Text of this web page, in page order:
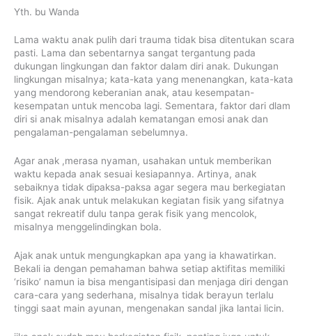
Yth. bu Wanda
Lama waktu anak pulih dari trauma tidak bisa ditentukan scara
pasti. Lama dan sebentarnya sangat tergantung pada
dukungan lingkungan dan faktor dalam diri anak. Dukungan
lingkungan misalnya; kata-kata yang menenangkan, kata-kata
yang mendorong keberanian anak, atau kesempatan-
kesempatan untuk mencoba lagi. Sementara, faktor dari dlam
diri si anak misalnya adalah kematangan emosi anak dan
pengalaman-pengalaman sebelumnya.
Agar anak ,merasa nyaman, usahakan untuk memberikan
waktu kepada anak sesuai kesiapannya. Artinya, anak
sebaiknya tidak dipaksa-paksa agar segera mau berkegiatan
fisik. Ajak anak untuk melakukan kegiatan fisik yang sifatnya
sangat rekreatif dulu tanpa gerak fisik yang mencolok,
misalnya menggelindingkan bola.
Ajak anak untuk mengungkapkan apa yang ia khawatirkan.
Bekali ia dengan pemahaman bahwa setiap aktifitas memiliki
‘risiko’ namun ia bisa mengantisipasi dan menjaga diri dengan
cara-cara yang sederhana, misalnya tidak berayun terlalu
tinggi saat main ayunan, mengenakan sandal jika lantai licin.